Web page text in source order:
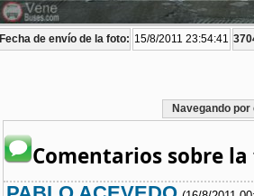
Fecha de envío de la foto: 15/8/2011 23:54:41
Navegando
Comentarios sobre